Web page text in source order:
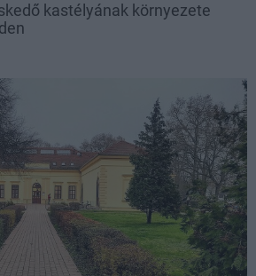
kastélyának környezete